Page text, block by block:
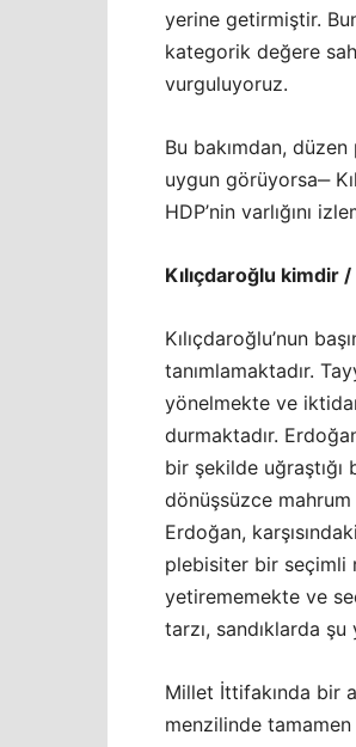
yerine getirmiştir.
kategorik değere
vurguluyoruz.
Bu bakımdan,
uygun görüyorsa‒
HDP’nin varlığını
Kılıçdaroğlu kimdir
Kılıçdaroğlu’nun
tanımlamaktadır.
yönelmekte ve
durmaktadır.
bir şekilde
dönüşsüzce
Erdoğan,
plebisiter bir seçimli
yetirememekte ve
tarzı, sandıklarda
Millet İttifakında bir
menzilinde tamamen